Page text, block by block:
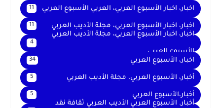
اخبار، اخبار الأسبوع العربي، العربي الأسبوع العربي 11
اخبار، اخبار الأسبوع العربي، مجلة الأديب العربي 11
اخبار، اخبار الأسبوع العربي، مجلة الأديب العربي
الأسبوع العربي
4
اخبار، الأسبوع العربي 34
أخبار، الأسبوع العربي، مجلة الأديب العربي 5
أخبار،الأسبوع العربي 5
أخبار. الأسبوع العربي الأديب العربي ثقافة نقد